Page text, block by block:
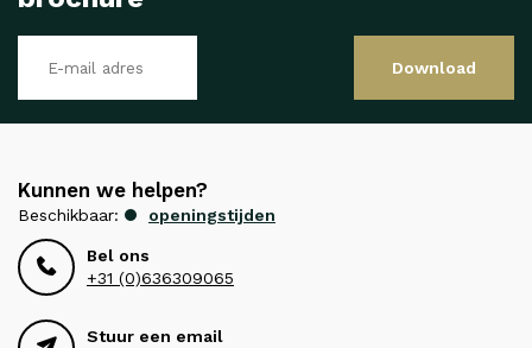
Download
Kunnen we helpen?
Beschikbaar: openingstijden
Bel ons
+31 (0)636309065
Stuur een email